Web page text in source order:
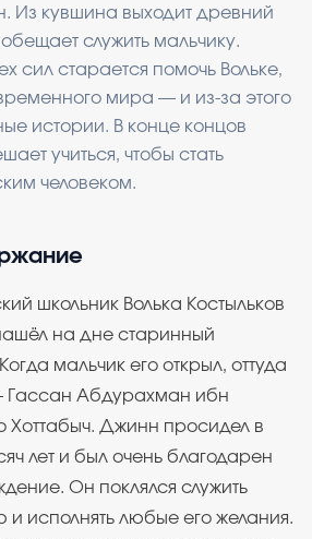
Из кувшина выходит древний
служить мальчику.
сил старается помочь Вольке,
мира — и из-за этого
истории. В конце концов
учиться, чтобы стать
человеком.
школьник Волька Костыльков
на дне старинный
мальчик его открыл, оттуда
Гассан Абдурахман ибн
Хоттабыч. Джинн просидел в
лет и был очень благодарен
Он поклялся служить
и исполнять любые его желания.